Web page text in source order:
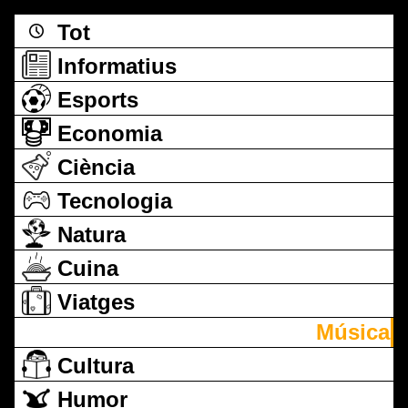
Tot
Informatius
Esports
Economia
Ciència
Tecnologia
Natura
Cuina
Viatges
Música
Cultura
Humor